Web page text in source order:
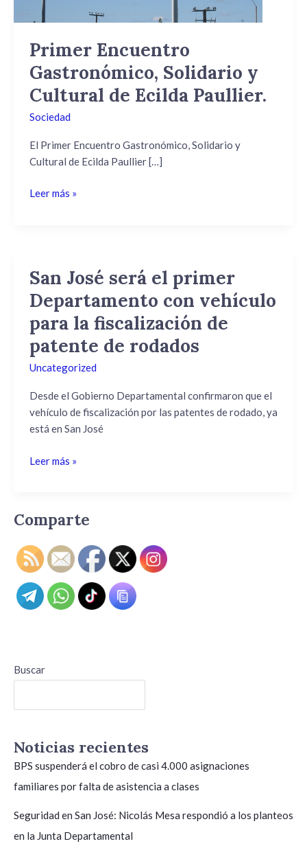
Primer Encuentro
Gastronómico, Solidario y
Cultural de Ecilda Paullier.
Sociedad
El Primer Encuentro Gastronómico, Solidario y
Cultural de Ecilda Paullier […]
Ecilda
Paullier.
Leer más »
San José será el primer
Departamento con vehículo
para la fiscalización de
patente de rodados
Uncategorized
Desde el Gobierno Departamental confirmaron que el
vehículo de fiscalización por las patentes de rodado, ya
está en San José
San
será
el
primer
Departamento
con
vehículo
para
de
Leer más »
Comparte
Buscar
Noticias recientes
BPS suspenderá el cobro de casi 4.000 asignaciones
familiares por falta de asistencia a clases
Seguridad en San José: Nicolás Mesa respondió a los planteos
en la Junta Departamental